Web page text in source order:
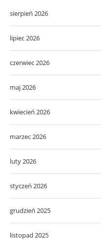
sierpień 2026
lipiec 2026
czerwiec 2026
maj 2026
kwiecień 2026
marzec 2026
luty 2026
styczeń 2026
grudzień 2025
listopad 2025